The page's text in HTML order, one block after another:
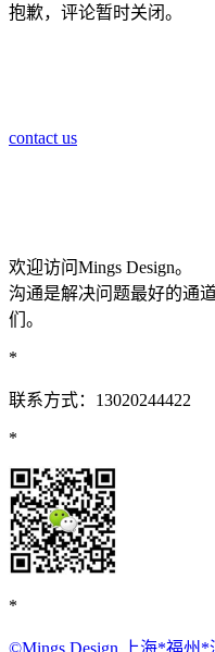
抱歉，评论暂时关闭。
contact us
欢迎访问Mings Design。
沟通是解决问题最好的通
们。
*
联系方式：13020244422
*
*
©Mings Design 上海*福州*